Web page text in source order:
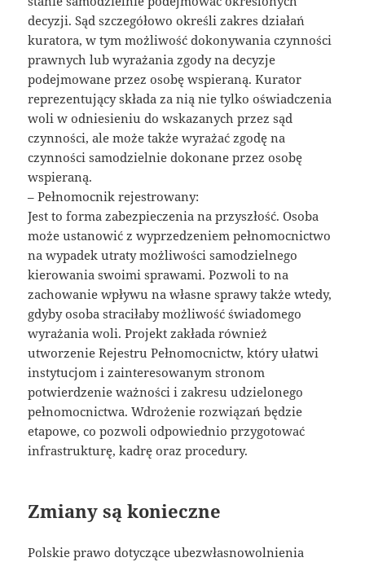
decyzji. Sąd szczegółowo określi zakres działań
kuratora, w tym możliwość dokonywania czynności
prawnych lub wyrażania zgody na decyzje
podejmowane przez osobę wspieraną. Kurator
reprezentujący składa za nią nie tylko oświadczenia
woli w odniesieniu do wskazanych przez sąd
czynności, ale może także wyrażać zgodę na
czynności samodzielnie dokonane przez osobę
wspieraną.
– Pełnomocnik rejestrowany:
Jest to forma zabezpieczenia na przyszłość. Osoba
może ustanowić z wyprzedzeniem pełnomocnictwo
na wypadek utraty możliwości samodzielnego
kierowania swoimi sprawami. Pozwoli to na
zachowanie wpływu na własne sprawy także wtedy,
gdyby osoba straciłaby możliwość świadomego
wyrażania woli. Projekt zakłada również
utworzenie Rejestru Pełnomocnictw, który ułatwi
instytucjom i zainteresowanym stronom
potwierdzenie ważności i zakresu udzielonego
pełnomocnictwa. Wdrożenie rozwiązań będzie
etapowe, co pozwoli odpowiednio przygotować
infrastrukturę, kadrę oraz procedury.
Zmiany są konieczne
Polskie prawo dotyczące ubezwłasnowolnienia